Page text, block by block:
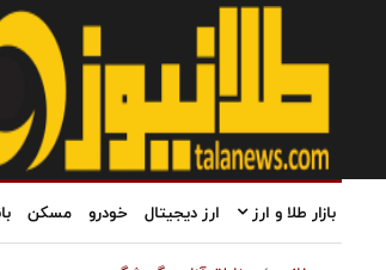
بازار طلا و ارز ارز دیجیتال خودرو مسکن